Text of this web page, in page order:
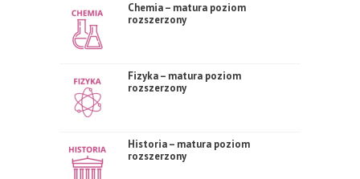
Chemia – matura poziom
rozszerzony
Fizyka – matura poziom
rozszerzony
Historia – matura poziom
rozszerzony